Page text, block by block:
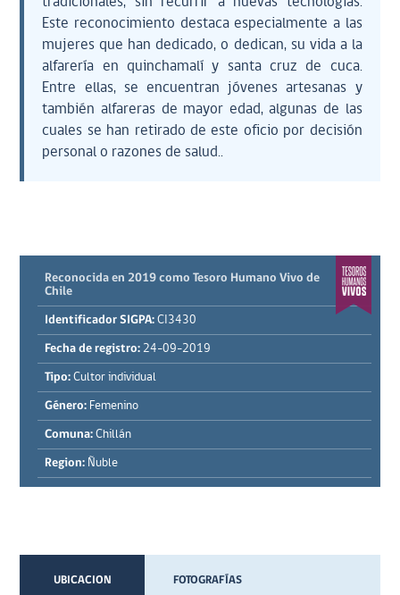
Este reconocimiento destaca especialmente a las
mujeres que han dedicado, o dedican, su vida a la
alfarería en quinchamalí y santa cruz de cuca.
Entre ellas, se encuentran jóvenes artesanas y
también alfareras de mayor edad, algunas de las
cuales se han retirado de este oficio por decisión
personal o razones de salud..
Reconocida en 2019 como Tesoro Humano Vivo de
Chile
Identificador SIGPA: CI3430
Fecha de registro: 24-09-2019
Tipo: Cultor individual
Género: Femenino
Comuna: Chillán
Region: Ñuble
UBICACION FOTOGRAFÍAS